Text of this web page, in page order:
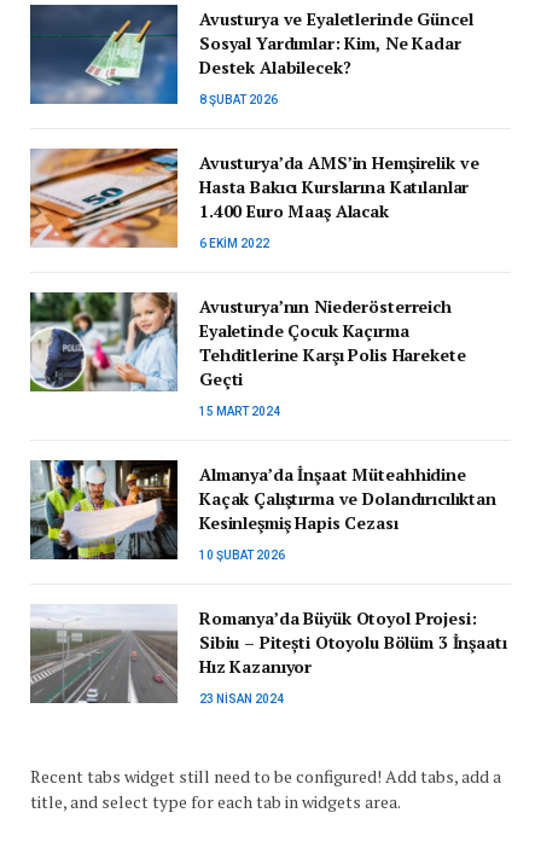
Avusturya ve Eyaletlerinde Güncel
Sosyal Yardımlar: Kim, Ne Kadar
Destek Alabilecek?
8 ŞUBAT 2026
Avusturya’da AMS’in Hemşirelik ve
Hasta Bakıcı Kurslarına Katılanlar
1.400 Euro Maaş Alacak
6 EKIM 2022
Avusturya’nın Niederösterreich
Eyaletinde Çocuk Kaçırma
Tehditlerine Karşı Polis Harekete
Geçti
15 MART 2024
Almanya’da İnşaat Müteahhidine
Kaçak Çalıştırma ve Dolandırıcılıktan
Kesinleşmiş Hapis Cezası
10 ŞUBAT 2026
Romanya’da Büyük Otoyol Projesi:
Sibiu – Pitești Otoyolu Bölüm 3 İnşaatı
Hız Kazanıyor
23 NISAN 2024
Recent tabs widget still need to be configured! Add tabs, add a
title, and select type for each tab in widgets area.